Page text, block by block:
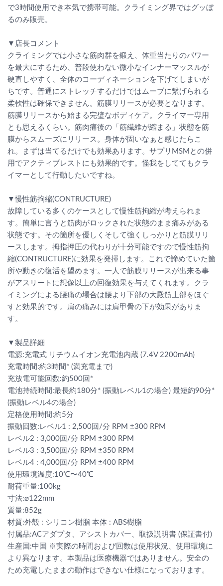
で3時間使用でき本気で携帯可能。クライミング界ではグッぼ
るのみ販売。
▼店長コメント
クライミングでは小さな筋肉群を鍛え、体重当たりのパワー
を最大にするため、普段使わない微小なインナーマッスルが
硬直しやすく、全体のコーディネーションを下げてしまいが
ちです。普通にストレッチするだけではムーブに繋げられる
柔軟性は確保できません。筋膜リリースが必要となります。
筋膜リリースから始まる完璧なボディケア。クライマー専用
とも思えるくらい。筋肉痛後の「筋繊維が縮まる」状態を筋
膜からスムーズにリリース。身体が固いなぁと感じたらこ
れ。まずは当てるだけでも効果あります。サプリMSMとの併
用でアクティブレストにも効果的です。怪我をしててもクラ
イマーとして行動したいですね。
▼慢性筋拘縮(CONTRUCTURE)
故障している多くのケースとして慢性筋拘縮が考えられま
す。簡単に言うと筋肉がロックされた状態のまま痛みがある
状態です。その箇所を優しくそして強くしっかりと筋膜リリ
ースします。拇指押圧の代わりが十分可能ですので慢性筋拘
縮(CONTRUCTURE)に効果を発揮します。これで諦めていた箇
所や動きの復活を望めます。一人で筋膜リリースが出来る事
がアスリートに想像以上の回復効果を与えてくれます。クラ
イミングによる腰痛の場合は腰より下部の大殿筋上部をほぐ
すと効果的です。肩の痛みには肩甲骨の下が効果がありま
す。
▼製品詳細
電源:充電式 リチウムイオン充電池内蔵 (7.4V 2200mAh)
充電時間:約3時間* (満充電まで)
充放電可能回数:約500回*
電池持続時間:最長約180分* (振動レベル1の場合) 最短約90分*
(振動レベル4の場合)
定格使用時間:約5分
振動回数:レベル1 : 2,500回/分 RPM ±300 RPM
レベル2 : 3,000回/分 RPM ±300 RPM
レベル3 : 3,500回/分 RPM ±350 RPM
レベル4 : 4,000回/分 RPM ±400 RPM
使用環境温度:10℃〜40℃
耐荷重量:100kg
寸法:⌀122mm
質量:852g
材質:外殻 : シリコン樹脂 本体 : ABS樹脂
付属品:ACアダプタ、アシストカバー、取扱説明書 (保証書付)
生産国:中国 ※実際の時間および回数は使用状況、使用環境に
より異なります。本製品は医療機器ではありません。安全の
ため充電したままの動作はできない仕様になっております。